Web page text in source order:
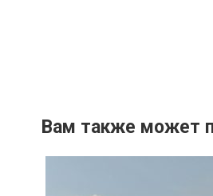
Вам также может